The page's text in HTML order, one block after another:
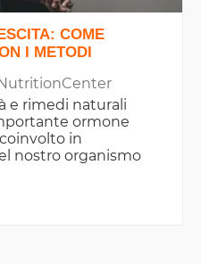
COME
I METODI
NutritionCenter
e rimedi naturali
ormone
in
nostro organismo